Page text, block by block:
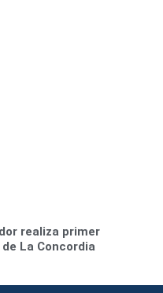
realiza primer
La Concordia